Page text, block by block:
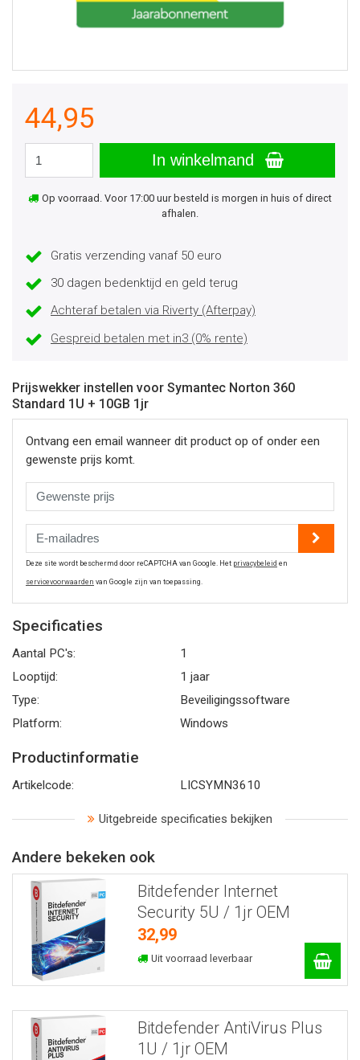
44,95
In winkelmand
Op voorraad. Voor 17:00 uur besteld is morgen in huis of direct
afhalen.
Gratis verzending vanaf 50 euro
30 dagen bedenktijd en geld terug
Achteraf betalen via Riverty (Afterpay)
Gespreid betalen met in3 (0% rente)
Prijswekker instellen voor Symantec Norton 360
Standard 1U + 10GB 1jr
Ontvang een email wanneer dit product op of onder een
gewenste prijs komt.
Deze site wordt beschermd door reCAPTCHA van Google. Het privacybeleid en
servicevoorwaarden van Google zijn van toepassing.
Specificaties
Aantal PC's:
1
Looptijd:
1 jaar
Type:
Beveiligingssoftware
Platform:
Windows
Productinformatie
Artikelcode: LICSYMN3610
Uitgebreide specificaties bekijken
Andere bekeken ook
Bitdefender Internet
Security 5U / 1jr OEM
32,99
Uit voorraad leverbaar
Bitdefender AntiVirus Plus
1U / 1jr OEM